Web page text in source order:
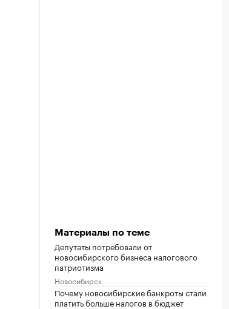
Материалы по теме
Депутаты потребовали от
новосибирского бизнеса налогового
патриотизма
Новосибирск
Почему новосибирские банкроты стали
платить больше налогов в бюджет